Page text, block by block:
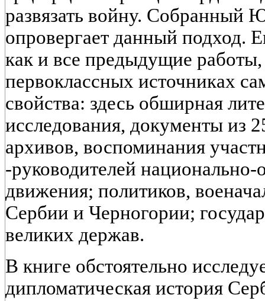
развязать войну. Собранный
опровергает данный подход.
как и все предыдущие
первоклассных источниках
свойства: здесь обширная
исследования, документы из
архивов, воспоминания
-руководителей национально-
движения; политиков,
Сербии и Черногории;
великих держав.
В книге обстоятельно
дипломатическая история